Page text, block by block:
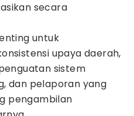
secara
untuk
upaya daerah,
sistem
dan pelaporan yang
pengambilan